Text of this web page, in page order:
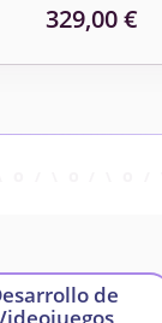
329,00 €
de